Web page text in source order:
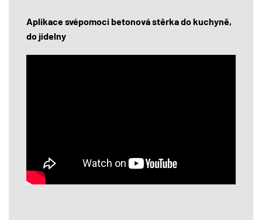
Aplikace svépomoci betonová stěrka do kuchyně,
do jídelny